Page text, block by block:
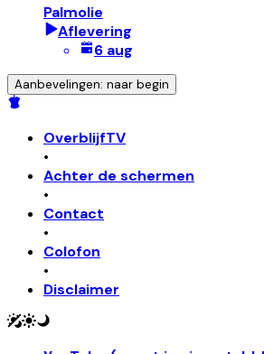
Palmolie
Aflevering
6 aug
Aanbevelingen: naar begin
OverblijfTV
•
Achter de schermen
•
Contact
•
Colofon
•
Disclaimer